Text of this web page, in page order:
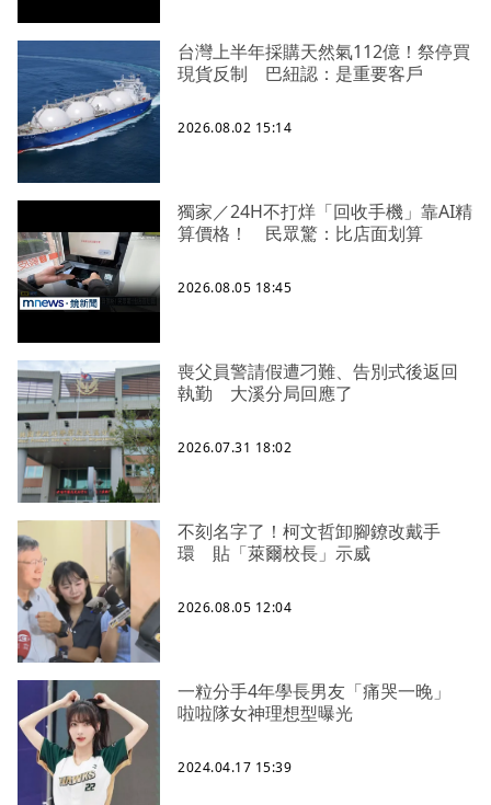
台灣上半年採購天然氣112億！祭停買
現貨反制 巴紐認：是重要客戶
2026.08.02 15:14
獨家／24H不打烊「回收手機」靠AI精
算價格！ 民眾驚：比店面划算
2026.08.05 18:45
喪父員警請假遭刁難、告別式後返回
執勤 大溪分局回應了
2026.07.31 18:02
不刻名字了！柯文哲卸腳鐐改戴手
環 貼「萊爾校長」示威
2026.08.05 12:04
一粒分手4年學長男友「痛哭一晚」
啦啦隊女神理想型曝光
2024.04.17 15:39